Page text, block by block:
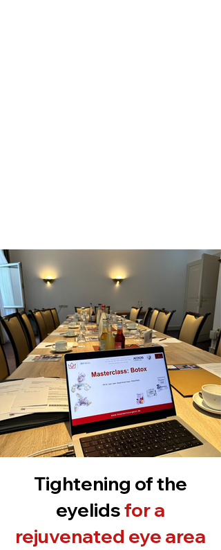
Tightening of the
eyelidsfor a
rejuvenated eye area